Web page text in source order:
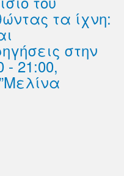
τα ίχνη:
στην
- 21:00,